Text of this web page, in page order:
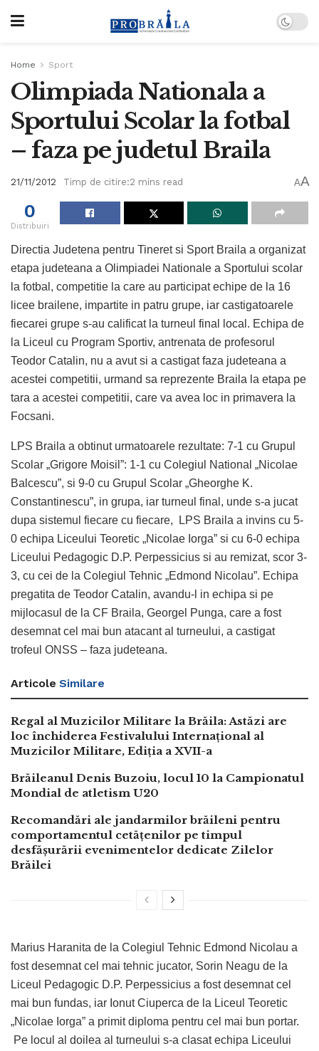
Home Sport
Olimpiada Nationala a
Sportului Scolar la fotbal
– faza pe judetul Braila
21/11/2012 Timp de citire:2 mins read AA
0
Distribuiri
Directia Judetena pentru Tineret si Sport Braila a organizat
etapa judeteana a Olimpiadei Nationale a Sportului scolar
la fotbal, competitie la care au participat echipe de la 16
licee brailene, impartite in patru grupe, iar castigatoarele
fiecarei grupe s-au calificat la turneul final local. Echipa de
la Liceul cu Program Sportiv, antrenata de profesorul
Teodor Catalin, nu a avut si a castigat faza judeteana a
acestei competitii, urmand sa reprezente Braila la etapa pe
tara a acestei competitii, care va avea loc in primavera la
Focsani.
LPS Braila a obtinut urmatoarele rezultate: 7-1 cu Grupul
Scolar „Grigore Moisil”: 1-1 cu Colegiul National „Nicolae
Balcescu”, si 9-0 cu Grupul Scolar „Gheorghe K.
Constantinescu”, in grupa, iar turneul final, unde s-a jucat
dupa sistemul fiecare cu fiecare, LPS Braila a invins cu 5-
0 echipa Liceului Teoretic „Nicolae Iorga” si cu 6-0 echipa
Liceului Pedagogic D.P. Perpessicius si au remizat, scor 3-
3, cu cei de la Colegiul Tehnic „Edmond Nicolau”. Echipa
pregatita de Teodor Catalin, avandu-l in echipa si pe
mijlocasul de la CF Braila, Georgel Punga, care a fost
desemnat cel mai bun atacant al turneului, a castigat
trofeul ONSS – faza judeteana.
Articole Similare
Regal al Muzicilor Militare la Brăila: Astăzi are
loc închiderea Festivalului Internațional al
Muzicilor Militare, Ediția a XVII-a
Brăileanul Denis Buzoiu, locul 10 la Campionatul
Mondial de atletism U20
Recomandări ale jandarmilor brăileni pentru
comportamentul cetățenilor pe timpul
desfășurării evenimentelor dedicate Zilelor
Brăilei
Marius Haranita de la Colegiul Tehnic Edmond Nicolau a
fost desemnat cel mai tehnic jucator, Sorin Neagu de la
Liceul Pedagogic D.P. Perpessicius a fost desemnat cel
mai bun fundas, iar Ionut Ciuperca de la Liceul Teoretic
„Nicolae Iorga” a primit diploma pentru cel mai bun portar.
Pe locul al doilea al turneului s-a clasat echipa Liceului